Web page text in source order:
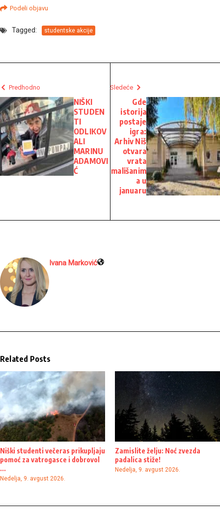
Podeli objavu
Tagged: studentske akcije
Predhodno
NIŠKI
STUDEN
TI
ODLIKOV
ALI
MARINU
ADAMOVI
Ć
Sledeće
Gde
istorija
postaje
igra:
Arhiv Niš
otvara
vrata
mališanim
a u
januaru
Ivana Marković
Related Posts
Niški studenti večeras prikupljaju
pomoć za vatrogasce i dobrovol
...
Nedelja, 9. avgust 2026.
Zamislite želju: Noć zvezda
padalica stiže!
Nedelja, 9. avgust 2026.